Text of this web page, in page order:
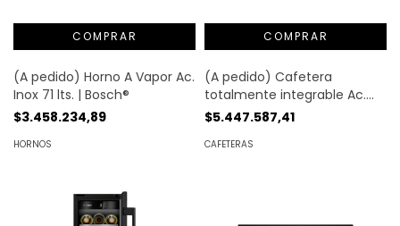
(A pedido) Horno A Vapor Ac.
Inox 71 lts. | Bosch®
$3.458.234,89
HORNOS
(A pedido) Cafetera
totalmente integrable Ac.
inoxidable Serie 8 | Bosch®
$5.447.587,41
CAFETERAS